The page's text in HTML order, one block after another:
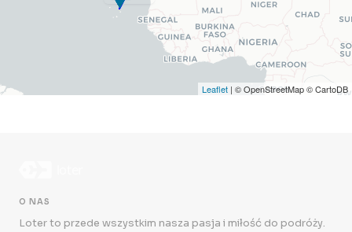
Leaflet | © OpenStreetMap © CartoDB
O NAS
Loter to przede wszystkim nasza pasja i miłość do podróży.